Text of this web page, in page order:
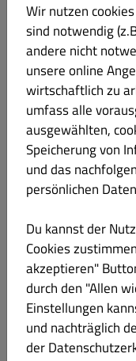
BRIE
Rindfleisch mit
Preiselbeeren
KÖFTE BURGER
Köfte Petty mit
*A,N
Wir nutzen
sind notwendig
andere nicht
unsere online
wirtschaftlich zu
umfass alle
ausgewählten,
Speicherung von
und das
persönlichen
Du kannst der
Cookies
akzeptieren"
durch den "Allen
Einstellungen
und nachträglich
der